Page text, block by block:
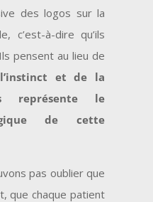
des logos sur la
c’est-à-dire qu’ils
pensent au lieu de
et de la
représente le
de cette
pas oublier que
que chaque patient